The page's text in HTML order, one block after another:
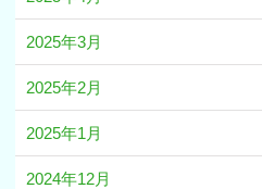
2025年3月
2025年2月
2025年1月
2024年12月